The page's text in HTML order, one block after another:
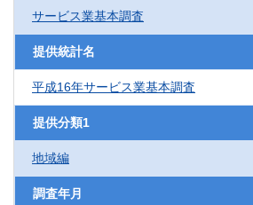
サービス業基本調査
提供統計名
平成16年サービス業基本調査
提供分類1
地域編
調査年月